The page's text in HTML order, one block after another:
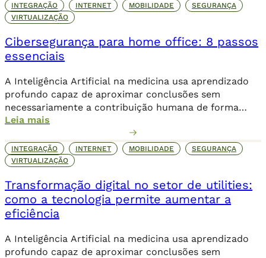
INTEGRAÇÃO INTERNET MOBILIDADE
SEGURANÇA
VIRTUALIZAÇÃO
Cibersegurança para home office: 8 passos
essenciais
A Inteligência Artificial na medicina usa aprendizado
profundo capaz de aproximar conclusões sem
necessariamente a contribuição humana de forma
direta.
Leia mais
INTEGRAÇÃO INTERNET MOBILIDADE
SEGURANÇA
VIRTUALIZAÇÃO
Transformação digital no setor de utilities:
como a tecnologia permite aumentar a
eficiência
A Inteligência Artificial na medicina usa aprendizado
profundo capaz de aproximar conclusões sem